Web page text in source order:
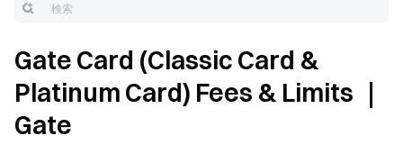
Gate Card (Classic Card &
Platinum Card) Fees & Limits ｜
Gate